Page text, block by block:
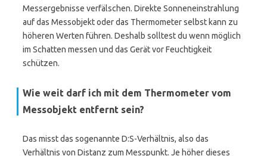
Messergebnisse verfälschen. Direkte Sonneneinstrahlung
auf das Messobjekt oder das Thermometer selbst kann zu
höheren Werten führen. Deshalb solltest du wenn möglich
im Schatten messen und das Gerät vor Feuchtigkeit
schützen.
Wie weit darf ich mit dem Thermometer vom
Messobjekt entfernt sein?
Das misst das sogenannte D:S-Verhältnis, also das
Verhältnis von Distanz zum Messpunkt. Je höher dieses